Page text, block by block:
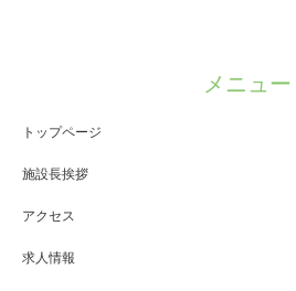
メニュー
トップページ
施設長挨拶
アクセス
求人情報